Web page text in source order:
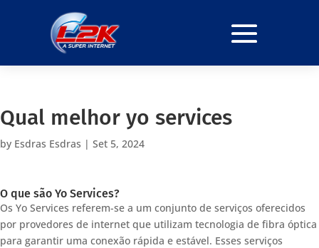
Qual melhor yo services
by Esdras Esdras | Set 5, 2024
O que são Yo Services?
Os Yo Services referem-se a um conjunto de serviços oferecidos
por provedores de internet que utilizam tecnologia de fibra óptica
para garantir uma conexão rápida e estável. Esses serviços